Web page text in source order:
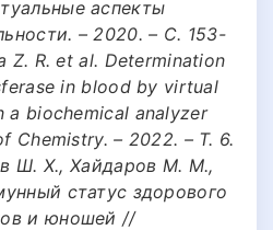
аспекты
– 2020. – С. 153-
Z. R. et al. Determination
in blood by virtual
biochemical analyzer
Chemistry. – 2022. – Т. 6.
Ш. Х., Хайдаров М. М.,
статус здорового
и юношей //